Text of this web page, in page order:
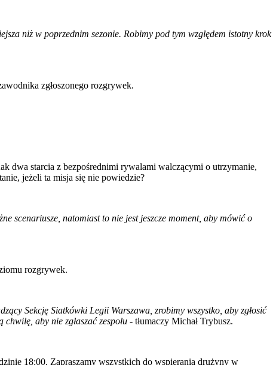
niż w poprzednim sezonie. Robimy pod tym względem istotny krok
zgłoszonego rozgrywek.
dwa starcia z bezpośrednimi rywalami walczącymi o utrzymanie,
jeżeli ta misja się nie powiedzie?
scenariusze, natomiast to nie jest jeszcze moment, aby mówić o
rozgrywek.
Sekcję Siatkówki Legii Warszawa, zrobimy wszystko, aby zgłosić
aby nie zgłaszać zespołu - tłumaczy Michał Trybusz.
18:00. Zapraszamy wszystkich do wspierania drużyny w